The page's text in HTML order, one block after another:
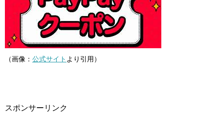
（画像： 公式サイト より引用）
スポンサーリンク